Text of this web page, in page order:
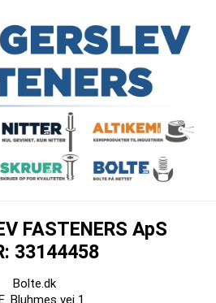
FASTENERS ApS
33144458
Bolte.dk
Bluhmes vej 1